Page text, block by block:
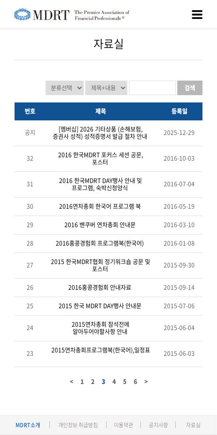
자료실
검색
번호 제목 등록일
공지 [멤버십] 2026 기타상품 (손해보험,
증권사 성적) 성적증명서 발급 절차 안내
2025-12-29
32
2016 한국MDRT 포커스 세션 공문,
포스터
2016-10-03
31
2016 한국MDRT DAY행사 안내 및
프로그램, 숙박신청양식
2016-07-04
30 2016연차총회 한국어 프로그램 북 2016-05-19
29 2016 밴쿠버 연차총회 안내문 2016-03-10
28 2016홍콩경험회 프로그램북(한국어) 2016-01-08
27
2015 한국MDRT협회 정기워크숍 공문 및
포스터
2015-09-30
26 2016홍콩경험회 안내자료 2015-09-14
25 2015 한국 MDRT DAY행사 안내문 2015-07-06
24
2015연차총회 참석전에
알아두어야할사항 안내
2015-06-04
23 2015연차총회프로그램북(한국어),일정표 2015-06-03
< 1 2 3 4 5 6 >
MDRT소개 개인정보 취급방침 이용약관 공지사항 자료실